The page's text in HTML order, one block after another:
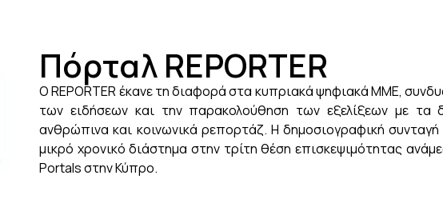
Πόρταλ REPORTER
O REPORTER έκανε τη διαφορά στα κυπριακά ψηφιακά ΜΜΕ,
των ειδήσεων και την παρακολούθηση των εξελίξεων με τα
ανθρώπινα και κοινωνικά ρεπορτάζ. Η δημοσιογραφική
μικρό χρονικό διάστημα στην τρίτη θέση επισκεψιμότητας
Portals στην Κύπρο.